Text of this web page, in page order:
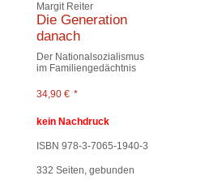
Margit Reiter
Die Generation
danach
Der Nationalsozialismus
im Familiengedächtnis
34,90 € *
kein Nachdruck
ISBN 978-3-7065-1940-3
332 Seiten, gebunden